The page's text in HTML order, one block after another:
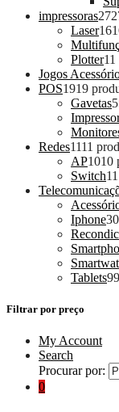
impressoras27
Laser16
Plotter11
Jogos
POS1919
Gavetas5
Redes1111
AP1010
Switch1
Iphone30
Tablets9
Filtrar por preço
My Account
Search
Procurar por:
0